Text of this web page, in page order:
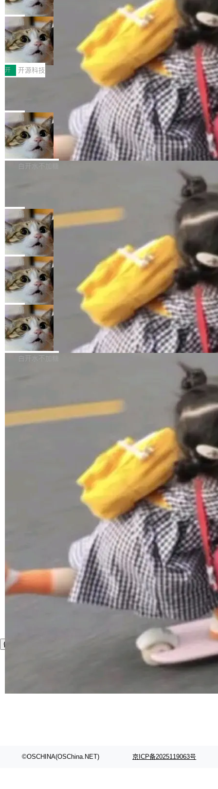
（<a href="https://bugzilla.mozilla.org/show_
bug.cgi?id=204...
orkers 跑了十年 Isolate。用 CEO Matthew Pri
nce 的话说：「我们一生都在用 Isolate 运行代
码，而 AI Agent 不需要容器，它们需要的是 Iso
late。」 容器为什么不合适 容器的问题在于启动
和销毁都太重了。一个 Agent 要执行的任务可能
只需要几毫秒的 CPU 时间，但容器从冷启动到
就绪要花数秒。如果未来有十...
诉讼，称“Apple is getting this wron
g”
上个月，苹果一纸诉状把 OpenAI 告上法庭，指
控其挖角苹果前员工并窃取商业秘密。苹果的诉
状把 OpenAI 描述成一个系统性地从前东家挖
人、套取机密信息的对手。 OpenAI 没发律师
函，也没选择庭外沉默。它在官网贴了一篇博
文，标题只有六个字：Apple is getting this wro
ng。 然后，它把邮件往来和 iMessage 聊天记
录全贴了出来。 他发错人了 苹果外部律师 Gabr
iel Gross 来自 Weil 律所，2 月 23 日下午 5:53
给 OpenAI 总法律顾问 Che Chang 发了封邮
件，附了一封长信，要求 OpenAI 配合调查前苹
果员工带走机密信...
局
HUAWEI MatePad Edge上架WorkBu
ddy鸿蒙PC版，说话就能干活的AI办公
搭子
全能AI工作台WorkBuddy鸿蒙PC版上架HUAWE
I MatePad Edge应用市场，直接下载即可使
用，与鸿蒙电脑上的体验一致。值得一提的是，
这是目前市面上唯一支持平板接入WorkBuddy P
C版的产品，搭载“人机双写”重磅功能——你写
你的，AI写AI的，同屏协作互不干扰。一句话让
AI帮你干活，现在开启全新体验！ 温馨提示：
体验WorkBuddy鸿蒙PC版前，请将 HUAWEI M
atePad Edge 升级至 HarmonyOS 6.1.0.135S
P9 patch03及以上版本。 *升级路径：设置 > 搜
开 开源科技
FFmpeg 9.0 发布：代号“Lei”，以此纪
全球知名开源多媒体框架 FFmpeg 今天正式发
布了 9.0 版本。这个版本除了带来新一代音视频
处理能力和硬件加速支持之外，还有一个特殊之
处：FFmpeg 9.0 的代号是“Lei”。 这个名字，
来自中国开发者雷霄骅（Lei Xiaohua）。 对于
很多中国音视频开发者而言，这个名字并不陌
“启蒙老师”。 而今年，恰好是雷霄骅离世十周
年。FFmpeg 社区最终选择用一个大版本的名
字，留下了这份纪念。 雷霄骅曾是中国传媒大学
数字电视技术方向的博士生，长期从事视频、音
频技...
局
亚马逊成本失控：AI 写代码烧掉 1215
万元，超预算 860%
外媒近日曝光了亚马逊的多份内部报告显示，AI
导致公司在多个项目上超支。《金融时报》报道
编写程序，目标是完成电商平台作者信息与商品
列表的数据匹配 —— 一项常规的数据处理任
务，最终却产生了 180 万美元的账单，实际支出
超出原定预算 860%。 更令人意外的是，该项目
最终并未成功落地，而高额算力消耗持续运行长
达 5 个月，公司直到财务对账时才察觉异常。这
意味着一个无人看管的 AI 程序，在近半年时间
里日夜不停地"烧钱"。 复盘显示，...
白开水不加糖
e CEO Clément Delangue 在 CNBC 的采访里
没有拐弯抹角。他说中国正在赢得 AI 竞赛，而
且按目前的速度，中国 AI 工具预计在今年底或
2027 年就能追上美国前沿实验室的水平。 Dela
ngue 把原因归结为一件事：开放协作。中国的
AI 开发者在一个共享和协作的生态里加速迭代，
而美国模型厂商在"闭门造车"。他的原话是 "buil
ding in silos"——各自为战，互不通气。 这个判
断从他嘴里说出来分量不同。Hugging Face 是
全球最大的开源 AI 平台，上面跑着上百万个模
型。谁在开源赛道上领先，...
局
当 AI agent 把源码变成了最好的扩展系
统，开发者工具必须开源
五年前，David Crawshaw 问过很多软件工程师
一个问题：你写过什么给自己用的程序？答案几
乎都是没有。工程师们整天用别人写的程序写程
序给别人用。偶尔有人自己写个博客系统、智能
家居控制、家庭实验室，都算稀奇事。 Crawsh
aw 是 Shelley 的作者，一个开源 AI coding age
nt。他最近在博客上写了一篇文章，核心论点很
简单：开发者工具必须开源。 理由不是传统的自
由软件情怀，而是一个跟 AI agent 直接相关的
技术判断。 两行 prompt 就能个性化任何软件 C
局
DeepSeek Harness 宣布内测邀请，全
网最大规模开源 Agent 路演现场诞生
一条内测招募帖，发出去的时候大概没人想到它
会变成一场开源 Agent 生态的路演。 8月1日，
DeepSeek Harness 团队负责人崔添翼（tiany
i）在 X 上发帖： 「如果你是 Agent Harness 相
关开源项目的开发者，希望参加 DeepSeek Har
ness 的内测，可以回复或私信联系我。请附上
Harness 负责把能力落到真实环境中——调用工
具、读写文件、管理上下文、处理错误、完成闭
环。崔添翼招人的标...
局
商汤 SenseNova U1.5-Lite-Preview
开源
商汤科技宣布面向社区开源轻量级统一多模态模
型的预览版本 SenseNova U1.5-Lite-Preview。
理解、推理、生成与编辑，还仅以 8B-MoT 的轻
量大小，将能力推进到4K、更精细的真实质感、
更复杂的视觉控制和可持续迭代编辑。 相比 U
1，U1.5-Lite-Preview 在以下方向上带来了显著
提升： 原生支持4K图像生成； 更精细的局部纹
理、细节与真实世界质感； 更准确的中英文文字
生成与复杂版式组织； 更稳定的图...
白开水不加糖
©OSCHINA(OSChina.NET) 京ICP备2025119063号